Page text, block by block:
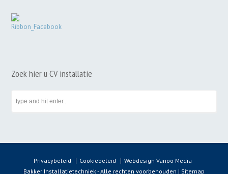
Zoek hier u CV installatie
Privacybeleid Cookiebeleid
Webdesign Vanoo Media
Bakker Installatietechniek - Alle rechten voorbehouden | Sitemap